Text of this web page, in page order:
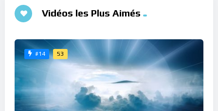
Vidéos les Plus Aimés
#14 53